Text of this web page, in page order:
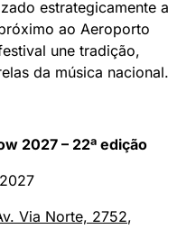
estrategicamente a
ao Aeroporto
une tradição,
da música nacional.
2027 – 22ª edição
Via Norte, 2752,